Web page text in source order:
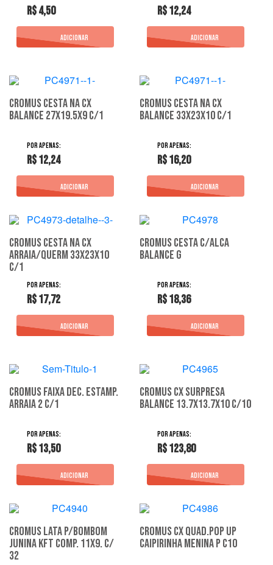
R$ 4,50 R$ 12,24
Cromus Cesta Na Cx
Balance 27X19.5X9 C/1
R$ 12,24
Cromus Cesta Na Cx
Balance 33X23X10 C/1
R$ 16,20
Cromus Cesta Na Cx
Arraia/Querm 33X23X10
C/1
R$ 17,72
Cromus Cesta C/Alca
Balance G
R$ 18,36
Cromus Faixa Dec. Estamp.
Arraia 2 C/1
R$ 13,50
Cromus Cx Surpresa
Balance 13.7X13.7X10 C/10
R$ 123,80
Cromus Lata P/Bombom
Junina Kft Comp. 11X9. C/
32
Cromus Cx Quad.Pop Up
Caipirinha Menina P C10